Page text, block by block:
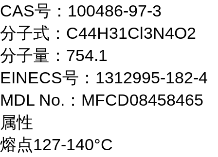
CAS号：100486-97-3
分子式：C44H31Cl3N4O2
分子量：754.1
EINECS号：1312995-182-4
MDL No.：MFCD08458465
属性
熔点127-140°C